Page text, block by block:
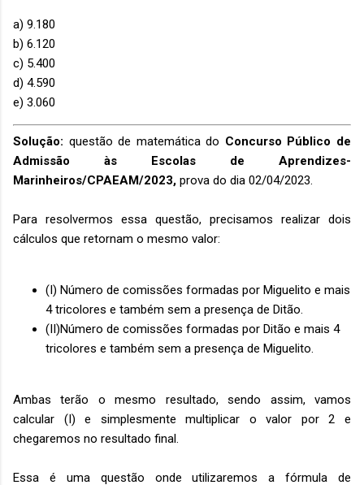
a) 9.180
b) 6.120
c) 5.400
d) 4.590
e) 3.060
Solução: questão de matemática do Concurso Público de
Admissão às Escolas de Aprendizes-
Marinheiros/CPAEAM/2023, prova do dia 02/04/2023.
Para resolvermos essa questão, precisamos realizar dois
cálculos que retornam o mesmo valor:
(I) Número de comissões formadas por Miguelito e mais
4 tricolores e também sem a presença de Ditão.
(II)Número de comissões formadas por Ditão e mais 4
tricolores e também sem a presença de Miguelito.
Ambas terão o mesmo resultado, sendo assim, vamos
calcular (I) e simplesmente multiplicar o valor por 2 e
chegaremos no resultado final.
Essa é uma questão onde utilizaremos a fórmula de